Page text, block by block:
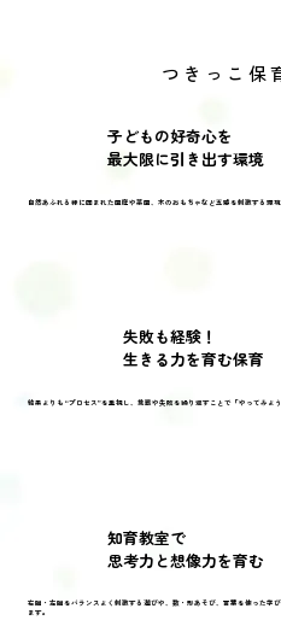
つきっこ保
子どもの好奇心を
最大限に引き出す環境
自然あふれる緑に囲まれた園庭や菜園、木のおもちゃなど五感を刺激する環
失敗も経験！
生きる力を育む保育
結果よりも“プロセス”を重視し、挑戦や失敗を繰り返すことで「やってみよ
知育教室で
思考力と想像力を育む
右脳・左脳をバランスよく刺激する遊びや、数・形あそび、言葉を使った学
ます。